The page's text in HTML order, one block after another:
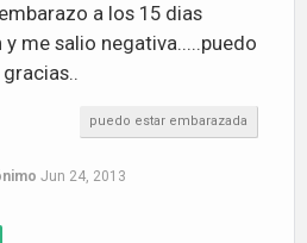
a los 15 dias
me salio negativa.....puedo
puedo estar embarazada
Jun 24, 2013